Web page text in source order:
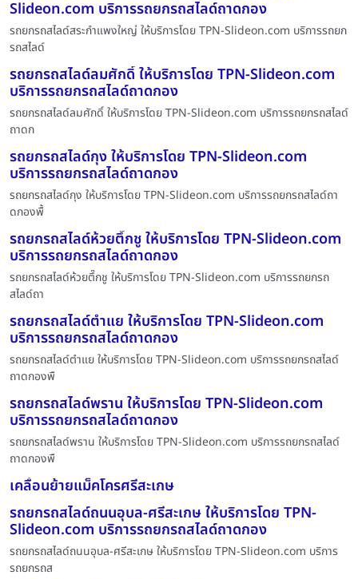
Slideon.com บริการรถยกรถสไลด์ถาดกอง
รถยกรถสไลด์สระกำแพงใหญ่ ให้บริการโดย TPN-Slideon.com บริการรถยก
รถสไลด์
รถยกรถสไลด์ลมศักดิ์ ให้บริการโดย TPN-Slideon.com
บริการรถยกรถสไลด์ถาดกอง
รถยกรถสไลด์ลมศักดิ์ ให้บริการโดย TPN-Slideon.com บริการรถยกรถสไลด์
ถาดก
รถยกรถสไลด์กุง ให้บริการโดย TPN-Slideon.com
บริการรถยกรถสไลด์ถาดกอง
รถยกรถสไลด์กุง ให้บริการโดย TPN-Slideon.com บริการรถยกรถสไลด์ถา
ดกองพื้
รถยกรถสไลด์ห้วยตึ๊กชู ให้บริการโดย TPN-Slideon.com
บริการรถยกรถสไลด์ถาดกอง
รถยกรถสไลด์ห้วยตึ๊กชู ให้บริการโดย TPN-Slideon.com บริการรถยกรถ
สไลด์ถา
รถยกรถสไลด์ตำแย ให้บริการโดย TPN-Slideon.com
บริการรถยกรถสไลด์ถาดกอง
รถยกรถสไลด์ตำแย ให้บริการโดย TPN-Slideon.com บริการรถยกรถสไลด์
ถาดกองพื
รถยกรถสไลด์พราน ให้บริการโดย TPN-Slideon.com
บริการรถยกรถสไลด์ถาดกอง
รถยกรถสไลด์พราน ให้บริการโดย TPN-Slideon.com บริการรถยกรถสไลด์
ถาดกองพื
เคลื่อนย้ายแม็คโครศรีสะเกษ
รถยกรถสไลด์ถนนอุบล-ศรีสะเกษ ให้บริการโดย TPN-
Slideon.com บริการรถยกรถสไลด์ถาดกอง
รถยกรถสไลด์ถนนอุบล-ศรีสะเกษ ให้บริการโดย TPN-Slideon.com บริการ
รถยกรถส